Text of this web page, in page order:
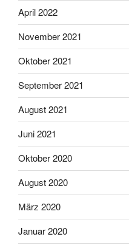
April 2022
November 2021
Oktober 2021
September 2021
August 2021
Juni 2021
Oktober 2020
August 2020
März 2020
Januar 2020